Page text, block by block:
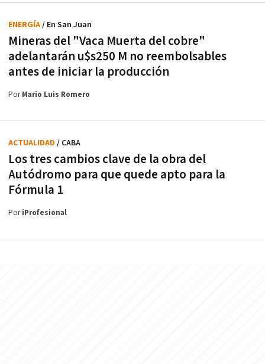
Mineras del "Vaca Muerta del cobre"
adelantarán u$s250 M no reembolsables
antes de iniciar la producción
ENERGÍA/ En San Juan
PorMario Luis Romero
Los tres cambios clave de la obra del
Autódromo para que quede apto para la
Fórmula 1
ACTUALIDAD / CABA
PoriProfesional